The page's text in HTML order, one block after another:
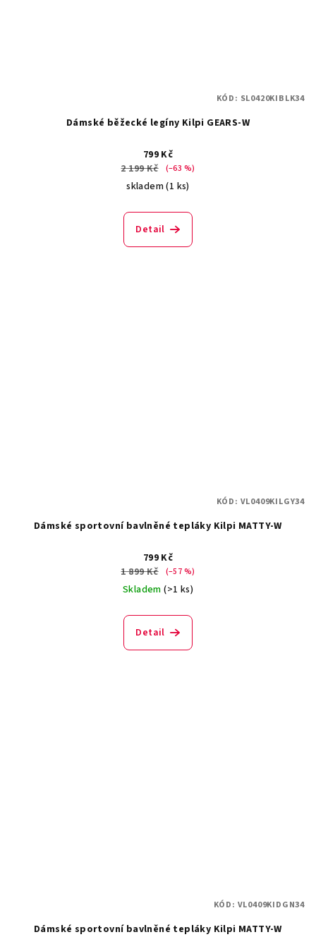
Dámské běžecké legíny Kilpi GEARS-W
799 Kč
2 199 Kč
(–63 %)
skladem(1 ks)
Detail
KÓD: SL0420KIBLK34
Dámské sportovní bavlněné tepláky Kilpi MATTY-W
799 Kč
1 899 Kč
(–57 %)
Skladem(>1 ks)
Detail
KÓD: VL0409KILGY34
Dámské sportovní bavlněné tepláky Kilpi MATTY-W
KÓD: VL0409KIDGN34